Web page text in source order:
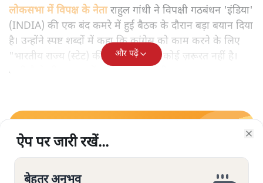
लोकसभा में विपक्ष के नेताराहुल गांधी ने विपक्षी गठबंधन 'इंडिया'
(INDIA) की एक बंद कमरे में हुई बैठक के दौरान बड़ा बयान दिया
है। उन्होंने स्पष्ट शब्दों में कहा कि कांग्रेस को काम करने के लिए
"भारतीय राज्य (स्टेट) की निष्पक्षता" की कोई ज़रूरत नहीं है।
यानी कैसे भी हालात हों कांग्रेस काम करेगी।
और पढ़ें
सत्य हिन्दी ऐपडाउनलोड
ऐप पर जारी रखें...
ऐप पर जारी रखें...
ऐप पर जारी रखें...
ऐप पर जारी रखें...
ऐप पर जारी रखें...